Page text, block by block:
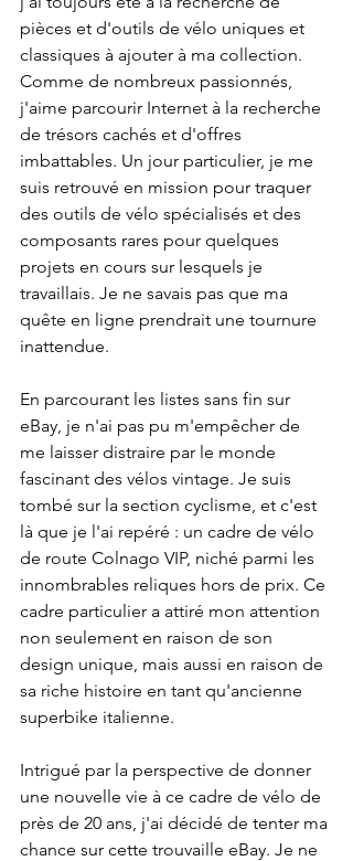
pièces et d'outils de vélo uniques et
classiques à ajouter à ma collection.
Comme de nombreux passionnés,
j'aime parcourir Internet à la recherche
de trésors cachés et d'offres
imbattables. Un jour particulier, je me
suis retrouvé en mission pour traquer
des outils de vélo spécialisés et des
composants rares pour quelques
projets en cours sur lesquels je
travaillais. Je ne savais pas que ma
quête en ligne prendrait une tournure
inattendue.
En parcourant les listes sans fin sur
eBay, je n'ai pas pu m'empêcher de
me laisser distraire par le monde
fascinant des vélos vintage. Je suis
tombé sur la section cyclisme, et c'est
là que je l'ai repéré : un cadre de vélo
de route Colnago VIP, niché parmi les
innombrables reliques hors de prix. Ce
cadre particulier a attiré mon attention
non seulement en raison de son
design unique, mais aussi en raison de
sa riche histoire en tant qu'ancienne
superbike italienne.
Intrigué par la perspective de donner
une nouvelle vie à ce cadre de vélo de
près de 20 ans, j'ai décidé de tenter ma
chance sur cette trouvaille eBay. Je ne